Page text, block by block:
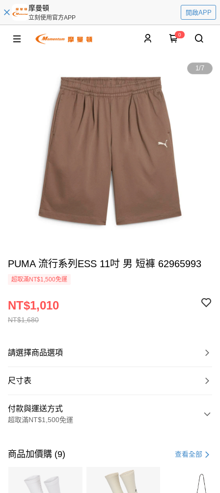
摩曼頓
立刻使用官方APP
開啟APP
0
1/7
PUMA 流行系列ESS 11吋 男 短褲 62965993
超取滿NT$1,500免運
NT$1,680
NT$1,010
請選擇商品選項
尺寸表
付款與運送方式
超取滿NT$1,500免運
信用卡一次付款
3 期 0 利率 每期 21家銀行
商品加價購 (9) 查看全部